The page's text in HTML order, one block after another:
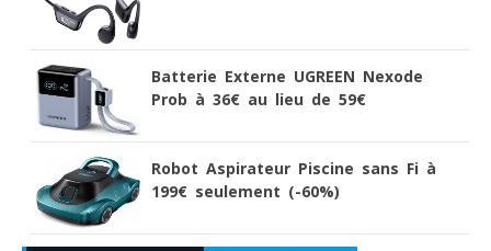
Batterie Externe UGREEN Nexode
Prob à 36€ au lieu de 59€
Robot Aspirateur Piscine sans Fi à
199€ seulement (-60%)